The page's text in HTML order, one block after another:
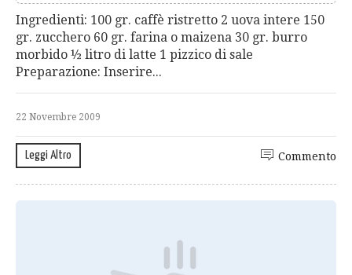
Ingredienti: 100 gr. caffè ristretto 2 uova intere 150
gr. zucchero 60 gr. farina o maizena 30 gr. burro
morbido ½ litro di latte 1 pizzico di sale
Preparazione: Inserire...
22 Novembre 2009
Leggi Altro Commento